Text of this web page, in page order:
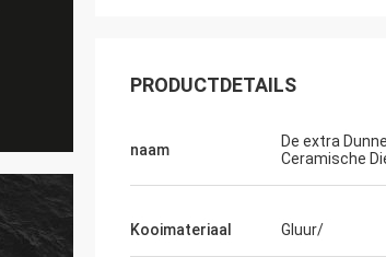
PRODUCTDETAILS
naam
De extra
Ceramische
Kooimateriaal Gluur/